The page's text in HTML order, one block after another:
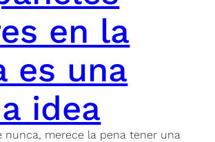
en la
es una
idea
nunca, merece la pena tener una